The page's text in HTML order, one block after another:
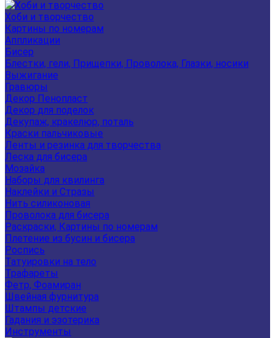
Хоби и творчество
Картины по номерам
Аппликации
Бисер
Блестки, гели, Прищепки, Проволока, Глазки, носики
Выжигание
Гравюры
Декор Пенопласт
Декор для поделок
Декупаж, кракелюр, поталь
Краски пальчиковые
Ленты и резинка для творчества
Леска для бисера
Мозайка
Наборы для квилинга
Наклейки и Стразы
Нить силиконовая
Проволока для бисера
Раскраски, Картины по номерам
Плетение из бусин и бисера
Роспись
Татуировки на тело
Трафареты
Фетр, Фоамиран
Швейная фурнитура
Штампы детские
Гадания и эзотерика
Инструменты